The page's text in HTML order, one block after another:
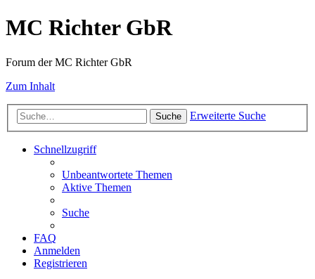
MC Richter GbR
Forum der MC Richter GbR
Zum Inhalt
Suche Erweiterte Suche
Schnellzugriff
Unbeantwortete Themen
Aktive Themen
Suche
FAQ
Anmelden
Registrieren